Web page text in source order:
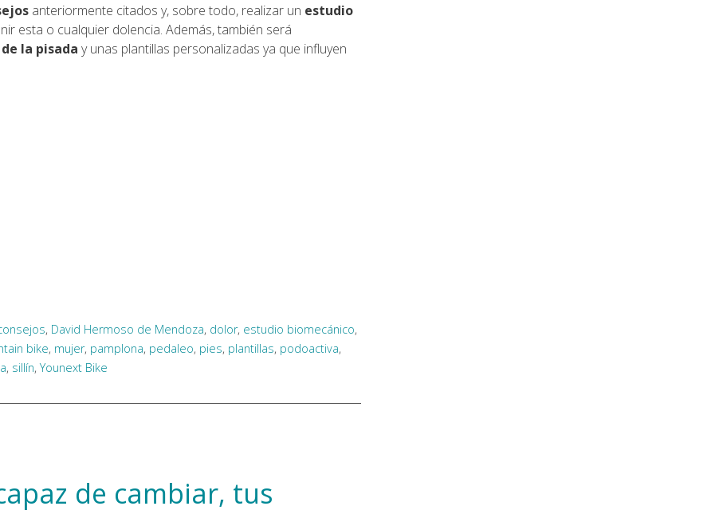
anteriormente citados y, sobre todo, realizar un estudio
esta o cualquier dolencia. Además, también será
la pisada y unas plantillas personalizadas ya que influyen
, David Hermoso de Mendoza, dolor, estudio biomecánico,
bike, mujer, pamplona, pedaleo, pies, plantillas, podoactiva,
, sillín,Younext Bike
de cambiar, tus